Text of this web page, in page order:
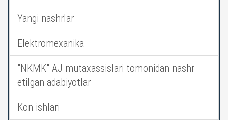
Yangi nashrlar
Elektromexanika
"NKMK" AJ mutaxassislari tomonidan nashr
etilgan adabiyotlar
Kon ishlari